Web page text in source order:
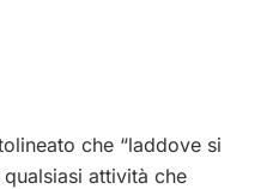
che “laddove si
attività che